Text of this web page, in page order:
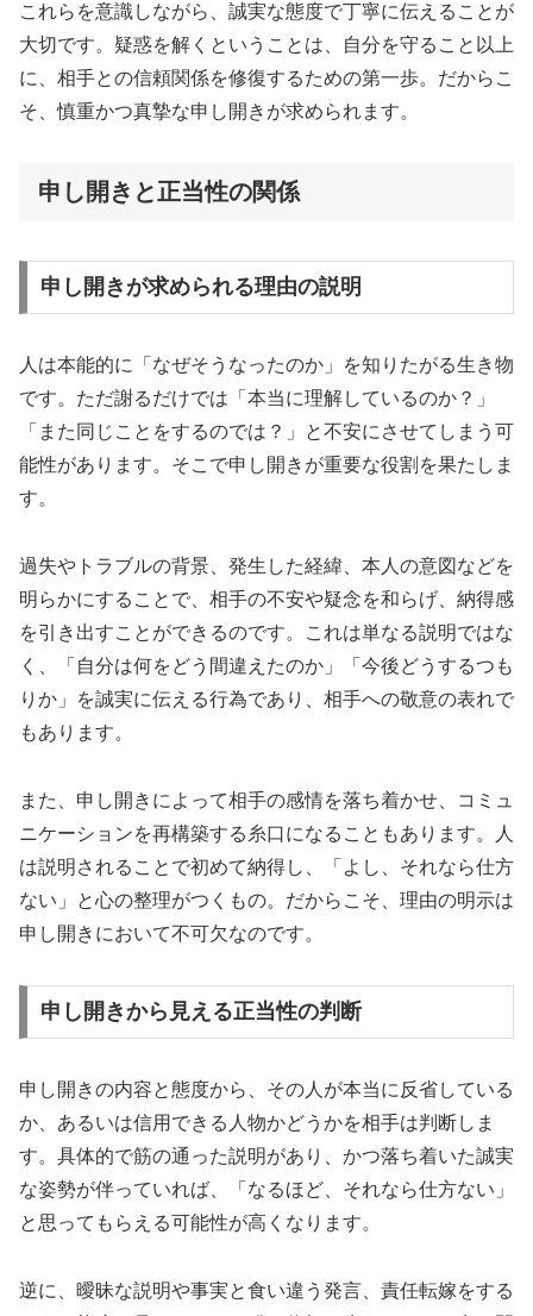
これらを意識しながら、誠実な態度で丁寧に伝えることが
大切です。疑惑を解くということは、自分を守ること以上
に、相手との信頼関係を修復するための第一歩。だからこ
そ、慎重かつ真摯な申し開きが求められます。
申し開きと正当性の関係
申し開きが求められる理由の説明
人は本能的に「なぜそうなったのか」を知りたがる生き物
です。ただ謝るだけでは「本当に理解しているのか？」
「また同じことをするのでは？」と不安にさせてしまう可
能性があります。そこで申し開きが重要な役割を果たしま
す。
過失やトラブルの背景、発生した経緯、本人の意図などを
明らかにすることで、相手の不安や疑念を和らげ、納得感
を引き出すことができるのです。これは単なる説明ではな
く、「自分は何をどう間違えたのか」「今後どうするつも
りか」を誠実に伝える行為であり、相手への敬意の表れで
もあります。
また、申し開きによって相手の感情を落ち着かせ、コミュ
ニケーションを再構築する糸口になることもあります。人
は説明されることで初めて納得し、「よし、それなら仕方
ない」と心の整理がつくもの。だからこそ、理由の明示は
申し開きにおいて不可欠なのです。
申し開きから見える正当性の判断
申し開きの内容と態度から、その人が本当に反省している
か、あるいは信用できる人物かどうかを相手は判断しま
す。具体的で筋の通った説明があり、かつ落ち着いた誠実
な姿勢が伴っていれば、「なるほど、それなら仕方ない」
と思ってもらえる可能性が高くなります。
逆に、曖昧な説明や事実と食い違う発言、責任転嫁をする